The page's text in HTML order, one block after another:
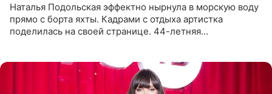
Наталья Подольская эффектно нырнула в морскую воду
прямо с борта яхты. Кадрами с отдыха артистка
поделилась на своей странице. 44-летняя